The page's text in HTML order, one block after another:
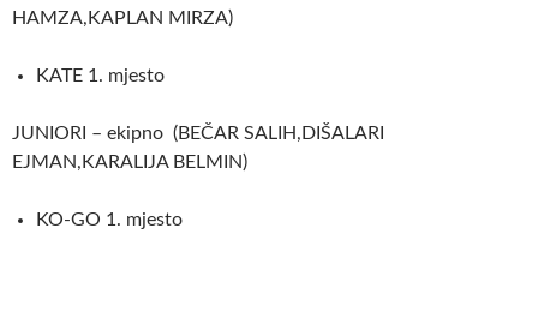
HAMZA,KAPLAN MIRZA)
KATE 1. mjesto
JUNIORI – ekipno (BEČAR SALIH,DIŠALARI
EJMAN,KARALIJA BELMIN)
KO-GO 1. mjesto